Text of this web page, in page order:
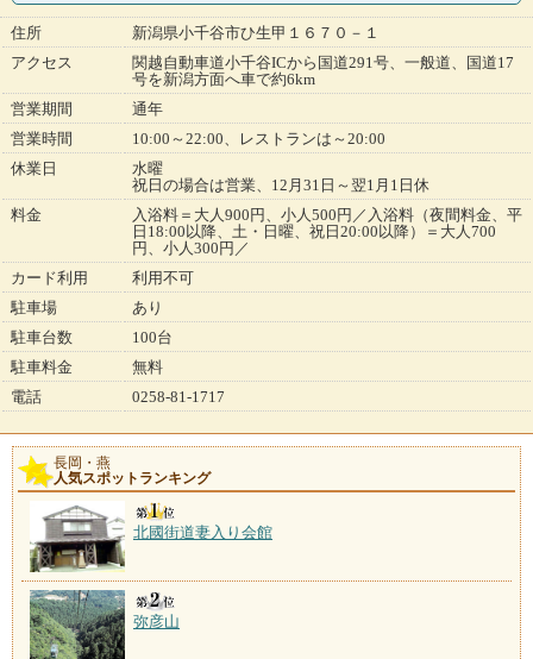
住所
新潟県小千谷市ひ生甲１６７０－１
アクセス
関越自動車道小千谷ICから国道291号、一般道、国道17
号を新潟方面へ車で約6km
営業期間
通年
営業時間
10:00～22:00、レストランは～20:00
休業日
水曜
祝日の場合は営業、12月31日～翌1月1日休
料金
入浴料＝大人900円、小人500円／入浴料（夜間料金、平
日18:00以降、土・日曜、祝日20:00以降）＝大人700
円、小人300円／
カード利用
利用不可
駐車場
あり
駐車台数
100台
駐車料金
無料
電話
0258-81-1717
長岡・燕
人気スポットランキング
北國街道妻入り会館
弥彦山